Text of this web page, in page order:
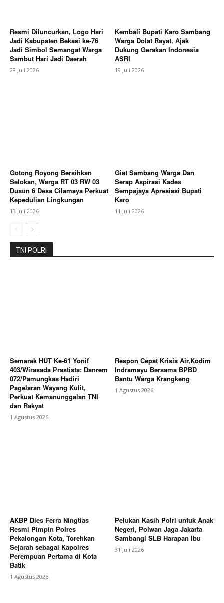
News Week
Magazine PRO
SUBSCRIBE NOW
Company
Berita Lainnya Wakil Bupati Karo Undang Konsul
Jenderal India Ke FBB Tahun 2026
Resmi Diluncurkan, Logo Hari
Jadi Kabupaten Bekasi ke-76
Jadi Simbol Semangat Warga
Sambut Hari Jadi Daerah
28 Juli 2026
Kembali Bupati Karo Sambang
Warga Dolat Rayat, Ajak
Dukung Gerakan Indonesia
ASRI
19 Juli 2026
Gotong Royong Bersihkan
Selokan, Warga RT 03 RW 03
Dusun 6 Desa Cilamaya Perkuat
Kepedulian Lingkungan
13 Juli 2026
Giat Sambang Warga Dan
Serap Aspirasi Kades
Sempajaya Apresiasi Bupati
Karo
11 Juli 2026
TNI POLRI
Semarak HUT Ke-61 Yonif
403/Wirasada Prastista: Danrem
072/Pamungkas Hadiri
Pagelaran Wayang Kulit,
Perkuat Kemanunggalan TNI
dan Rakyat
1 Agustus 2026
Respon Cepat Krisis Air,Kodim
Indramayu Bersama BPBD
Bantu Warga Krangkeng
1 Agustus 2026
AKBP Dies Ferra Ningtias
Resmi Pimpin Polres
Pekalongan Kota, Torehkan
Sejarah sebagai Kapolres
Perempuan Pertama di Kota
Batik
1 Agustus 2026
Pelukan Kasih Polri untuk Anak
Negeri, Polwan Jaga Jakarta
Sambangi SLB Harapan Ibu
31 Juli 2026